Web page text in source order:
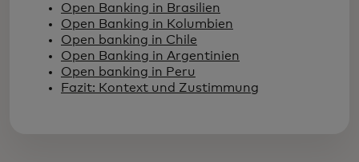
Open Banking in Brasilien
Open Banking in Kolumbien
Open banking in Chile
Open Banking in Argentinien
Open banking in Peru
Fazit: Kontext und Zustimmung